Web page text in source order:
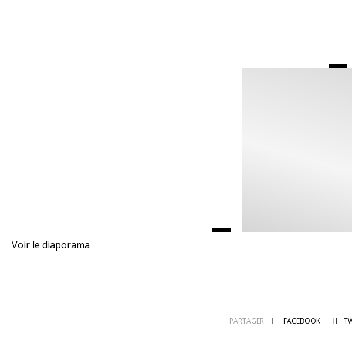
Voir le diaporama
PARTAGER: FACEBOOK